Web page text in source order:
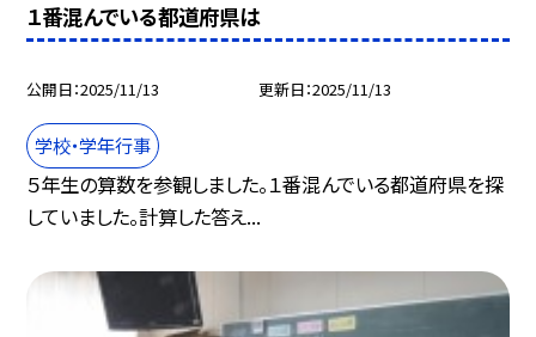
１番混んでいる都道府県は
公開日 2025/11/13 更新日 2025/11/13
学校・学年行事
５年生の算数を参観しました。１番混んでいる都道府県を探
していました。計算した答え...